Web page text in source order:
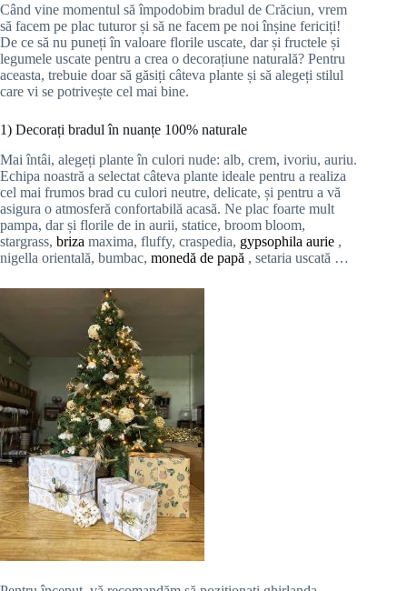
Când vine momentul să împodobim bradul de Crăciun, vrem
să facem pe plac tuturor și să ne facem pe noi înșine fericiți!
De ce să nu puneți în valoare florile uscate, dar și fructele și
legumele uscate pentru a crea o decorațiune naturală? Pentru
aceasta, trebuie doar să găsiți câteva plante și să alegeți stilul
care vi se potrivește cel mai bine.
1) Decorați bradul în nuanțe 100% naturale
Mai întâi, alegeți plante în culori nude: alb, crem, ivoriu, auriu.
Echipa noastră a selectat câteva plante ideale pentru a realiza
cel mai frumos brad cu culori neutre, delicate, și pentru a vă
asigura o atmosferă confortabilă acasă. Ne plac foarte mult
pampa, dar și florile de in aurii, statice, broom bloom,
stargrass, briza maxima, fluffy, craspedia, gypsophila aurie ,
nigella orientală, bumbac, monedă de papă , setaria uscată …